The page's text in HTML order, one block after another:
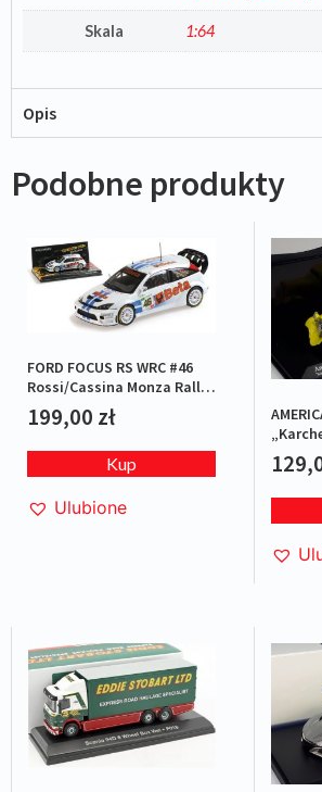
Skala 1:64
Opis
Podobne produkty
FORD FOCUS RS WRC #46
Rossi/Cassina Monza Rally
2007 L.E.1/1008
199,00 zł
Kup
Ulubione